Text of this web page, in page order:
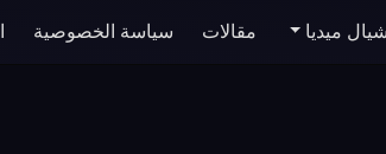
ميديا مقالات سياسة الخصوصية